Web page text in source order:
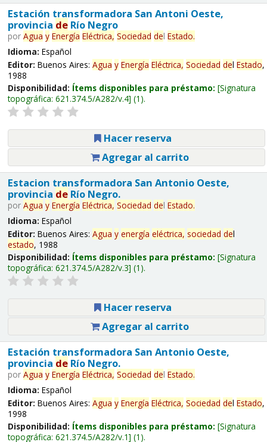
Estación transformadora San Antoni Oeste,
provincia deRío Negro
por Agua y Energía Eléctrica, Sociedad del Estado.
Idioma: Español
Editor: Buenos Aires: Agua y Energía Eléctrica, Sociedad del Estado,
1988
Disponibilidad: Ítems disponibles para préstamo: Signatura
topográfica: 621.374.5/A282/v.4 (1).
Hacer reserva
Agregar al carrito
Estacion transformadora San Antonio Oeste,
provincia deRío Negro.
por Agua y Energía Eléctrica, Sociedad del Estado.
Idioma: Español
Editor: Buenos Aires: Agua y energía eléctrica, sociedad del
estado, 1988
Disponibilidad: Ítems disponibles para préstamo: Signatura
topográfica: 621.374.5/A282/v.3 (1).
Hacer reserva
Agregar al carrito
Estación transformadora San Antonio Oeste,
provincia deRío Negro.
por Agua y Energía Eléctrica, Sociedad del Estado.
Idioma: Español
Editor: Buenos Aires: Agua y Energía Eléctrica, Sociedad del Estado,
1998
Disponibilidad: Ítems disponibles para préstamo: Signatura
topográfica: 621.374.5/A282/v.1 (1).